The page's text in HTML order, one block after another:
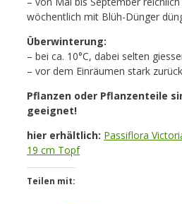
wöchentlich mit Blüh-Dünger
Überwinterung:
– bei ca. 10°C, dabei selten
– vor dem Einräumen stark
Pflanzen oder Pflanzenteile
geeignet!
hier erhältlich: Passiflora
19 cm Topf
Teilen mit: